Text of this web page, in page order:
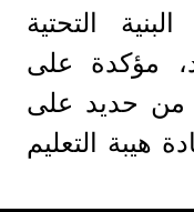
التحتية
مؤكدة على
من حديد على
هيبة التعليم